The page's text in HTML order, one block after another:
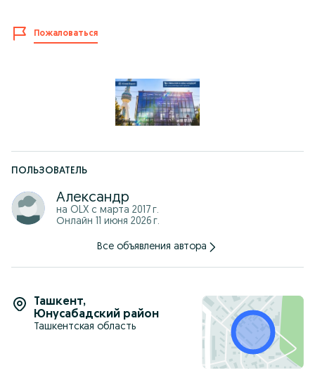
Воздухоочиститель DAIKIN MCK70ZH подходит для
расположения в вашем доме, офисе или других
м². Устройство существенно улучшит качество воздуха,
которым вы дышите каждый день.
Пожаловаться
ПОЛЬЗОВАТЕЛЬ
Александр
на OLX с марта 2017 г.
Онлайн 11 июня 2026 г.
Все объявления автора
Ташкент,
Юнусабадский район
Ташкентская область